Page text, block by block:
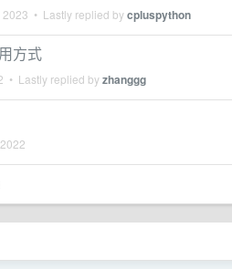
2023 • Lastly replied bycpluspython
方式
• Lastly replied byzhanggg